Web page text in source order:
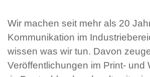
Wir machen seit mehr als 20
Kommunikation im
wissen was wir tun. Davon
Veröffentlichungen im Print- und